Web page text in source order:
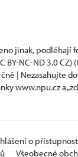
jinak, podléhají
BY-NC-ND 3.0
| Nezasahujte
www.npu.cz a
o
Všeobecné